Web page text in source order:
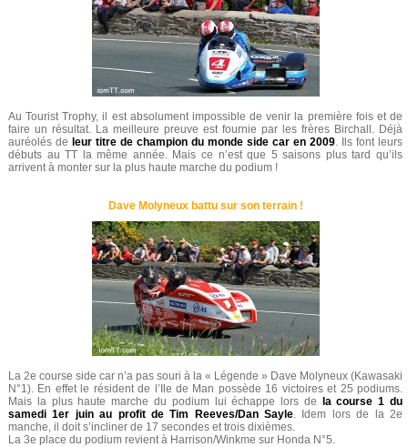
Au Tourist Trophy, il est absolument impossible de venir la première fois et de
faire un résultat. La meilleure preuve est fournie par les frères Birchall. Déjà
auréolés de leur titre de champion du monde side car en 2009. Ils font leurs
débuts au TT la même année. Mais ce n’est que 5 saisons plus tard qu’ils
arrivent à monter sur la plus haute marche du podium !
Dave Molyneux battu sur son terrain !
La 2e course side car n’a pas souri à la « Légende » Dave Molyneux (Kawasaki
N°1). En effet le résident de l’Ile de Man possède 16 victoires et 25 podiums.
Mais la plus haute marche du podium lui échappe lors de
la course 1 du
samedi 1er juin au profit de Tim Reeves/Dan Sayle. Idem lors de la 2e
manche, il doit s’incliner de 17 secondes et trois dixièmes.
La 3e place du podium revient à Harrison/Winkme sur Honda N°5.